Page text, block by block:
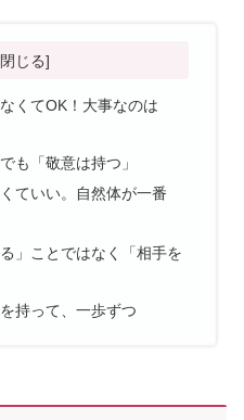
くてOK！大事なのは
も「敬意は持つ」
ていい。自然体が一番
」ことではなく「相手を
持って、一歩ずつ